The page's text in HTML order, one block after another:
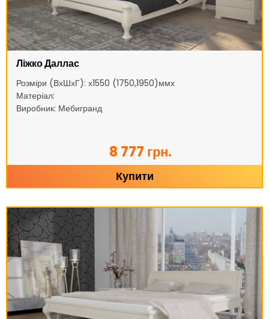
Ліжко Даллас
Розміри (ВхШхГ): х1550 (1750,1950)ммх
Матеріал:
Виробник: Мебигранд
8 777 грн.
Купити